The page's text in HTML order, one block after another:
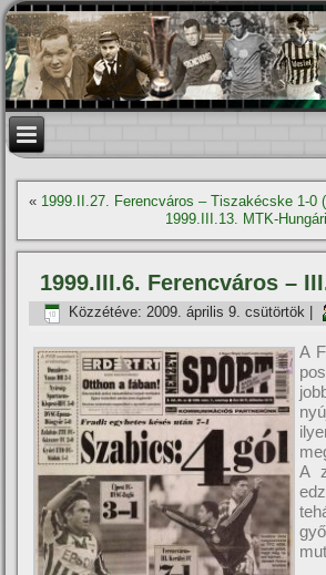
« 1999.II.27. Ferencváros – Tiszakécske 1-0
1999.III.13. MTK-
1999.III.6. Ferencváros –
Közzétéve: 2009. április 9. csütörtök
A
A